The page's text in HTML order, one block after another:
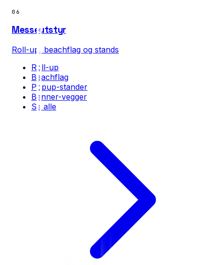
06
Messeutstyr
Roll-up, beachflag og stands
Roll-up
Beachflag
Popup-stander
Banner-vegger
Se alle